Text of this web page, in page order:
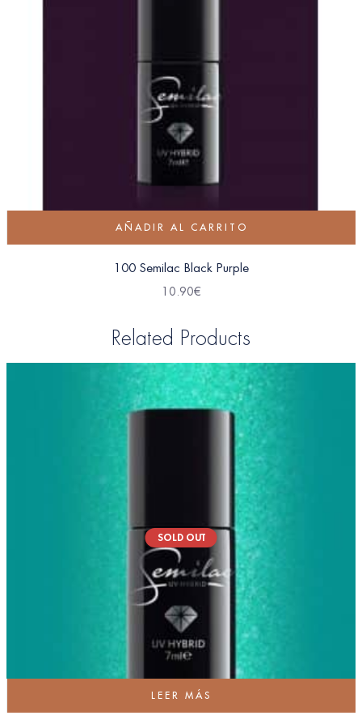
AÑADIR AL CARRITO
100 Semilac Black Purple
10.90€
Related Products
SOLD OUT
LEER MÁS